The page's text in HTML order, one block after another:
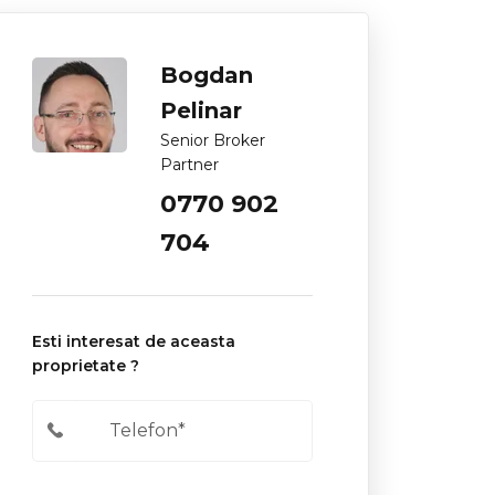
Bogdan
Pelinar
Senior Broker
Partner
0770 902
704
Esti interesat de aceasta
proprietate ?